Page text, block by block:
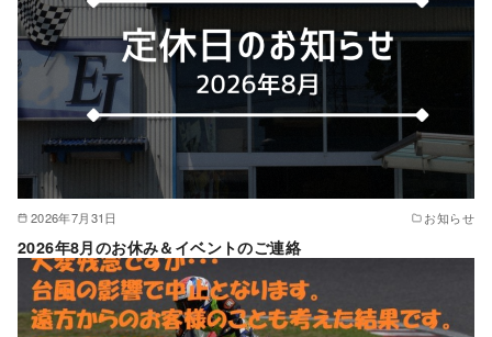
2026年7月31日 お知らせ
2026年8月のお休み＆イベントのご連絡